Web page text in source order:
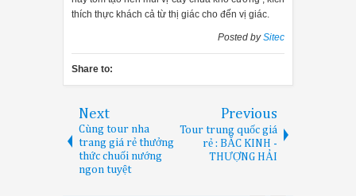
thích thực khách cả từ thị giác cho đến vị giác.
Posted bySitec
Share to:
Next
Cùng tour nha
trang giá rẻ thưởng
thức chuối nướng
ngon tuyệt
Previous
Tour trung quốc giá
rẻ : BẮC KINH -
THƯỢNG HẢI